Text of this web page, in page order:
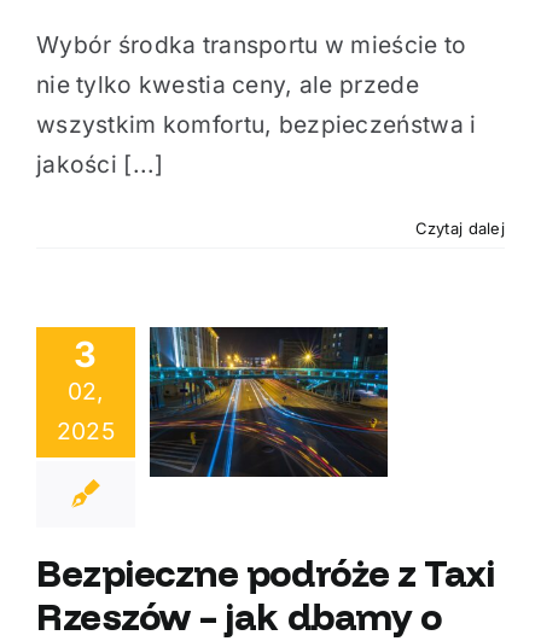
Wybór środka transportu w mieście to
nie tylko kwestia ceny, ale przede
wszystkim komfortu, bezpieczeństwa i
jakości [...]
Czytaj dalej
3
02,
2025
podróże
– jak
o Twój
Bezpieczne podróże z Taxi
Rzeszów – jak dbamy o